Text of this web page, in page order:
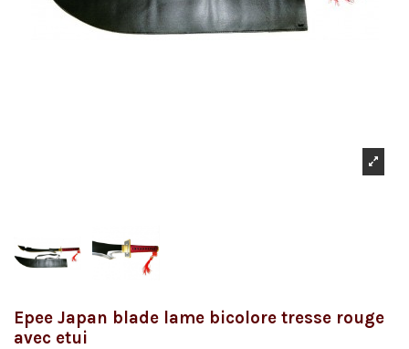
Epee Japan blade lame bicolore tresse rouge
avec etui